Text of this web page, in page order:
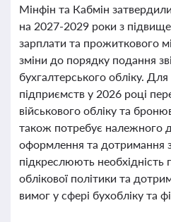
Мінфін та Кабмін
на 2027-2029 роки з
зарплати та прожиткового
зміни до порядку подання
бухгалтерського обліку.
підприємств у 2026 році
військового обліку та
також потребує належного
оформлення та дотримання
підкреслюють необхідність
облікової політики та
вимог у сфері бухобліку та